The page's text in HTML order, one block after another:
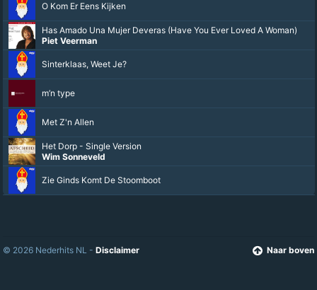
O Kom Er Eens Kijken
Has Amado Una Mujer Deveras (Have You Ever Loved A Woman)
Piet Veerman
Sinterklaas, Weet Je?
m’n type
Met Z'n Allen
Het Dorp - Single Version
Wim Sonneveld
Zie Ginds Komt De Stoomboot
Naar boven
© 2026 Nederhits NL - Disclaimer